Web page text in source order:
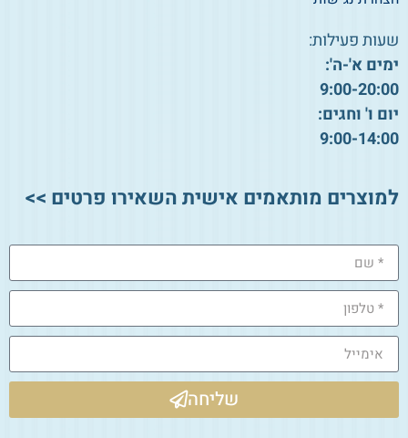
שעות פעילות:
ימים א'-ה':
9:00-20:00
יום ו' וחגים:
9:00-14:00
למוצרים מותאמים אישית השאירו פרטים >>
שליחה